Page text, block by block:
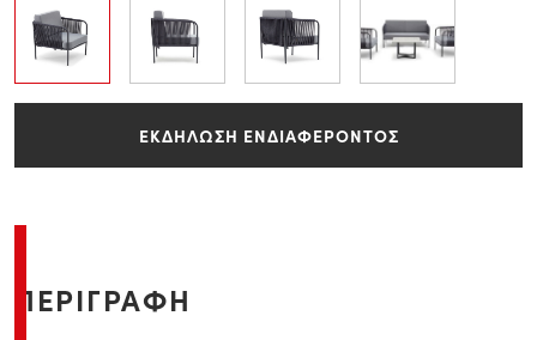
ΕΚΔΗΛΩΣΗ ΕΝΔΙΑΦΕΡΟΝΤΟΣ
ΠΕΡΙΓΡΑΦΗ